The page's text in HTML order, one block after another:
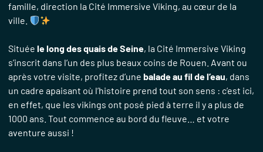
famille, direction la Cité Immersive Viking, au cœur de la
ville.
Située le long des quais de Seine, la Cité Immersive Viking
s’inscrit dans l’un des plus beaux coins de Rouen. Avant ou
après votre visite, profitez d’une balade au fil de l’eau, dans
un cadre apaisant où l’histoire prend tout son sens : c’est ici,
en effet, que les vikings ont posé pied à terre il y a plus de
1000 ans. Tout commence au bord du fleuve… et votre
aventure aussi !